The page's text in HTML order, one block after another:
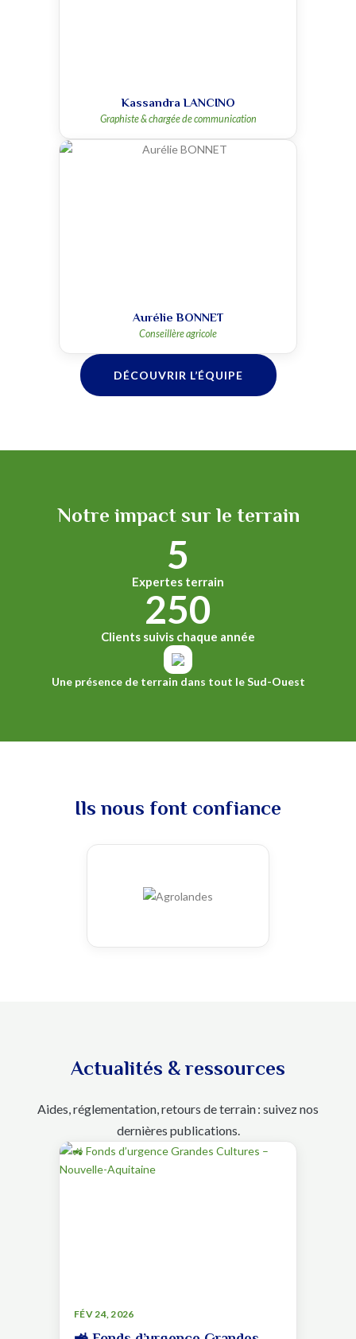
Kassandra LANCINO
Graphiste & chargée de communication
Aurélie BONNET
Conseillère agricole
DÉCOUVRIR L’ÉQUIPE
Notre impact sur le terrain
5
Expertes terrain
250
Clients suivis chaque année
Une présence de terrain dans tout le Sud-Ouest
Ils nous font confiance
Actualités & ressources
Aides, réglementation, retours de terrain : suivez nos
dernières publications.
FÉV 24, 2026